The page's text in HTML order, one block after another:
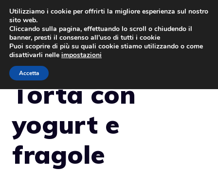
Vai
contenuto
Torta con
yogurt e
fragole
Utilizziamo i cookie per offrirti la migliore esperienza sul nostro
sito web.
Cliccando sulla pagina, effettuando lo scroll o chiudendo il
banner, presti il consenso all’uso di tutti i cookie
Puoi scoprire di più su quali cookie stiamo utilizzando o come
disattivarli nelle impostazioni
Accetta